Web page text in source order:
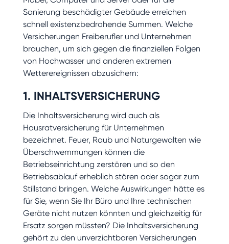
Sanierung beschädigter Gebäude erreichen
schnell existenzbedrohende Summen. Welche
Versicherungen Freiberufler und Unternehmen
brauchen, um sich gegen die finanziellen Folgen
von Hochwasser und anderen extremen
Wetterereignissen abzusichern:
1. INHALTSVERSICHERUNG
Die Inhaltsversicherung wird auch als
Hausratversicherung für Unternehmen
bezeichnet. Feuer, Raub und Naturgewalten wie
Überschwemmungen können die
Betriebseinrichtung zerstören und so den
Betriebsablauf erheblich stören oder sogar zum
Stillstand bringen. Welche Auswirkungen hätte es
für Sie, wenn Sie Ihr Büro und Ihre technischen
Geräte nicht nutzen könnten und gleichzeitig für
Ersatz sorgen müssten? Die Inhaltsversicherung
gehört zu den unverzichtbaren Versicherungen